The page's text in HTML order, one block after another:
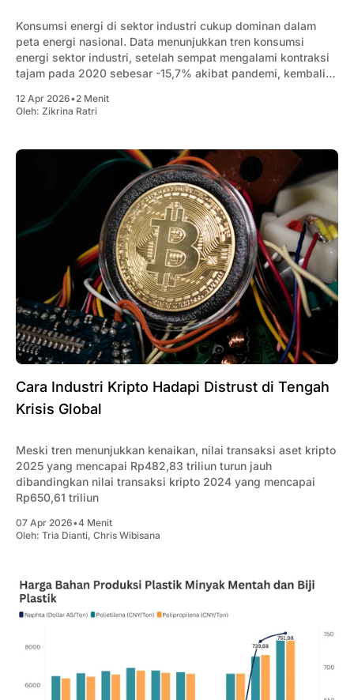
Konsumsi energi di sektor industri cukup dominan dalam
peta energi nasional. Data menunjukkan tren konsumsi
energi sektor industri, setelah sempat mengalami kontraksi
tajam pada 2020 sebesar -15,7% akibat pandemi, kembali
12 Apr 2026•2 Menit
Oleh: Zikrina Ratri
Cara Industri Kripto Hadapi Distrust di Tengah
Krisis Global
Meski tren menunjukkan kenaikan, nilai transaksi aset kripto
2025 yang mencapai Rp482,83 triliun turun jauh
dibandingkan nilai transaksi kripto 2024 yang mencapai
Rp650,61 triliun
07 Apr 2026•4 Menit
Oleh: Tria Dianti, Chris Wibisana